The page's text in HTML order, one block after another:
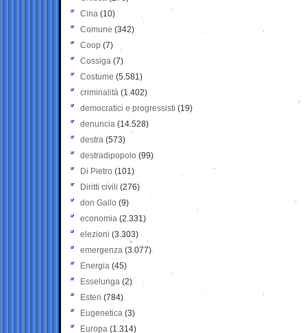
Cina (10)
Comune (342)
Coop (7)
Cossiga (7)
Costume (5.581)
criminalità (1.402)
democratici e progressisti (19)
denuncia (14.528)
destra (573)
destradipopolo (99)
Di Pietro (101)
Diritti civili (276)
don Gallo (9)
economia (2.331)
elezioni (3.303)
emergenza (3.077)
Energia (45)
Esselunga (2)
Esteri (784)
Eugenetica (3)
Europa (1.314)